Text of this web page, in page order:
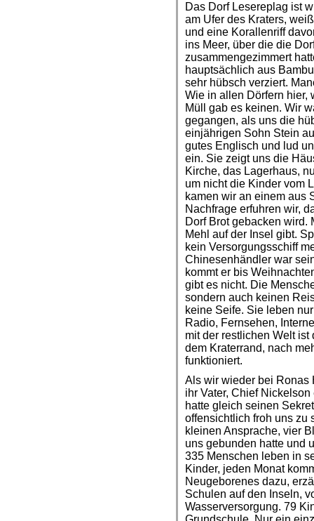
Das Dorf Lesereplag ist
am Ufer des Kraters,
und eine Korallenriff
ins Meer, über die die
zusammengezimmert
hauptsächlich aus
sehr hübsch verziert.
Wie in allen Dörfern hier,
Müll gab es keinen. Wir
gegangen, als uns die
einjährigen Sohn Stein
gutes Englisch und lud
ein. Sie zeigt uns die
Kirche, das Lagerhaus,
um nicht die Kinder vom
kamen wir an einem aus
Nachfrage erfuhren wir,
Dorf Brot gebacken wird.
Mehl auf der Insel gibt.
kein Versorgungsschiff
Chinesenhändler war
kommt er bis
gibt es nicht. Die
sondern auch keinen
keine Seife. Sie leben
Radio, Fernsehen,
mit der restlichen Welt ist
dem Kraterrand, nach
funktioniert.
Als wir wieder bei Ronas
ihr Vater, Chief
hatte gleich seinen
offensichtlich froh uns zu
kleinen Ansprache, vier
uns gebunden hatte und
335 Menschen leben in
Kinder, jeden Monat
Neugeborenes dazu,
Schulen auf den Inseln,
Wasserversorgung. 79